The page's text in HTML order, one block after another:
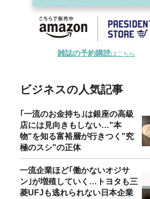
雑誌の予約購読はこちら
ビジネスの人気記事
｢一流のお金持ち｣は銀座の高級
店には見向きもしない…"本
物"を知る富裕層が行きつく"究
極のスシ"の正体
一流企業ほど｢働かないオジサ
ン｣が増殖していく…トヨタも三
菱UFJも逃れられない日本企業